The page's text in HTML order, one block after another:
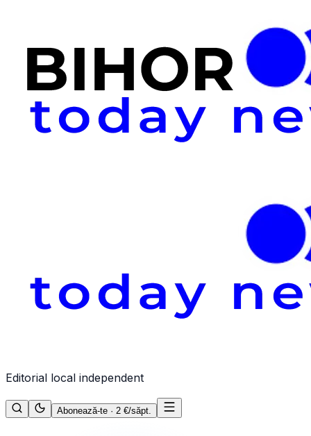
Editorial local independent
Abonează-te · 2 €/săpt.